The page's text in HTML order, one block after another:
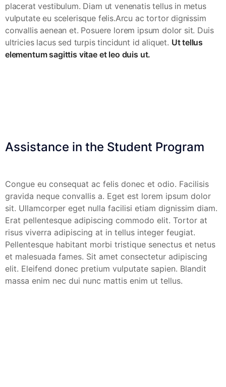
placerat vestibulum. Diam ut venenatis tellus in metus
vulputate eu scelerisque felis.Arcu ac tortor dignissim
convallis aenean et. Posuere lorem ipsum dolor sit. Duis
ultricies lacus sed turpis tincidunt id aliquet. Ut tellus
elementum sagittis vitae et leo duis ut.
Assistance in the Student Program
Congue eu consequat ac felis donec et odio. Facilisis
gravida neque convallis a. Eget est lorem ipsum dolor
sit. Ullamcorper eget nulla facilisi etiam dignissim diam.
Erat pellentesque adipiscing commodo elit. Tortor at
risus viverra adipiscing at in tellus integer feugiat.
Pellentesque habitant morbi tristique senectus et netus
et malesuada fames. Sit amet consectetur adipiscing
elit. Eleifend donec pretium vulputate sapien. Blandit
massa enim nec dui nunc mattis enim ut tellus.